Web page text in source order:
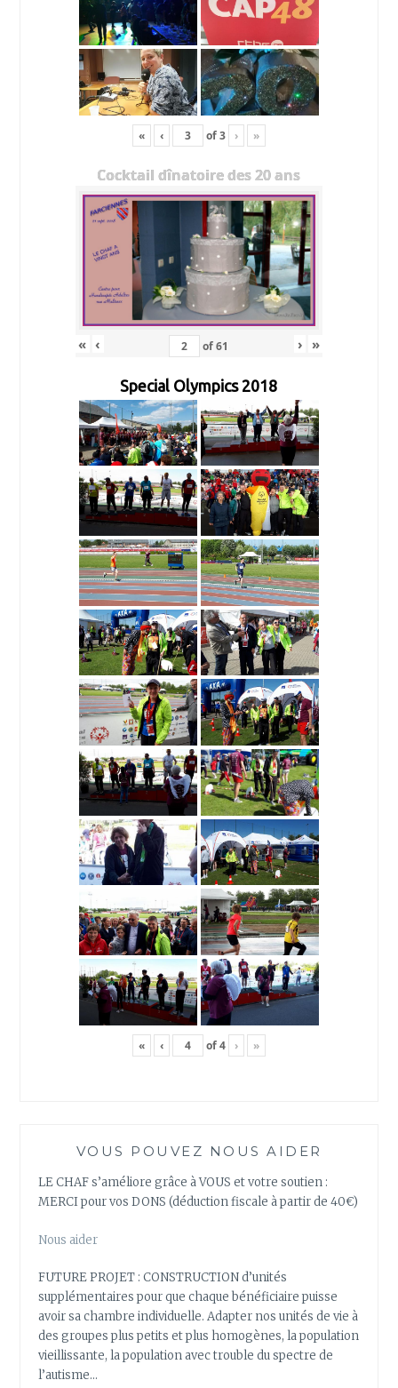
« ‹ of3 › »
Cocktail dînatoire des 20 ans
« ‹ of61 › »
Special Olympics 2018
« ‹ of4 › »
VOUS POUVEZ NOUS AIDER
LE CHAF s’améliore grâce à VOUS et votre soutien :
MERCI pour vos DONS (déduction fiscale à partir de 40€)
Nous aider
FUTURE PROJET : CONSTRUCTION d’unités
supplémentaires pour que chaque bénéficiaire puisse
avoir sa chambre individuelle. Adapter nos unités de vie à
des groupes plus petits et plus homogènes, la population
vieillissante, la population avec trouble du spectre de
l’autisme…